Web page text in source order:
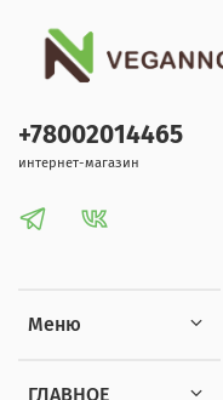
Меню
ГЛАВНОЕ
+78002014465
интернет-магазин